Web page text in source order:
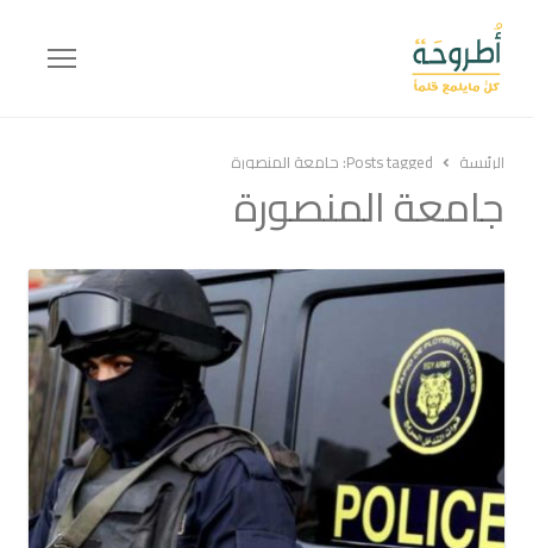
Menu
الرئيسة Posts tagged: جامعة المنصورة
جامعة المنصورة